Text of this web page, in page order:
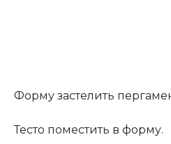
Форму застелить
Тесто поместить в форму.